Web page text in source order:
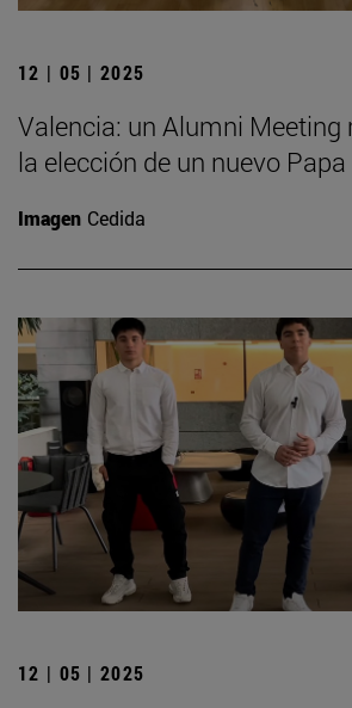
12 | 05 | 2025
Valencia: un Alumni Meeting
la elección de un nuevo Papa
Imagen Cedida
12 | 05 | 2025